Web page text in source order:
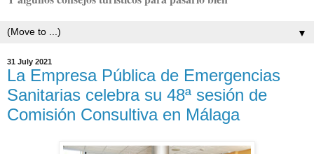
▼
31 July 2021
La Empresa Pública de Emergencias
Sanitarias celebra su 48ª sesión de
Comisión Consultiva en Málaga